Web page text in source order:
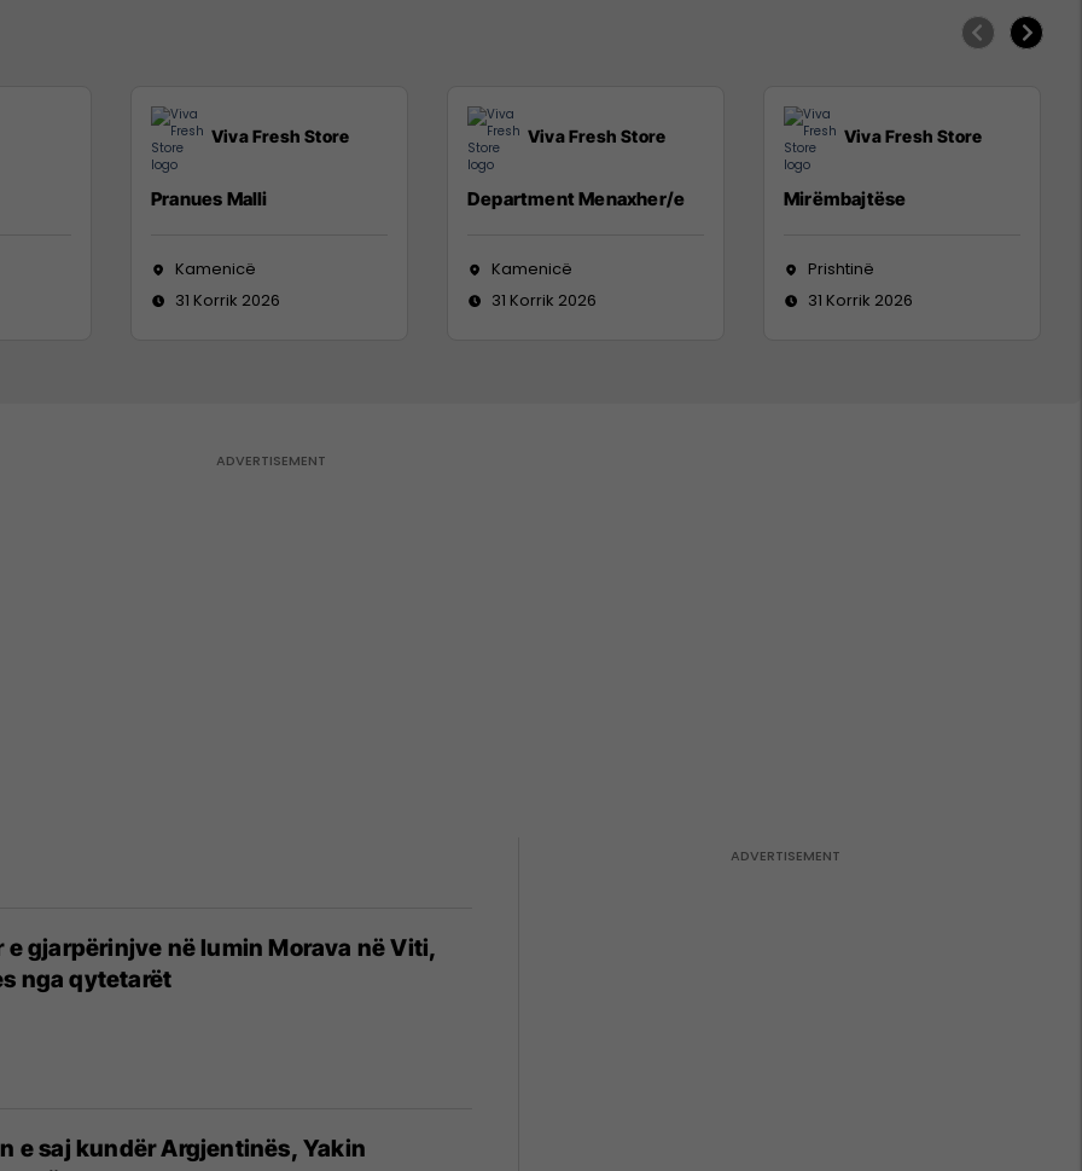
Viva Fresh Store
Pranues Malli
Kamenicë
31 Korrik 2026
Viva Fresh Store
Department Menaxher/e
Kamenicë
31 Korrik 2026
Viva Fresh Store
Mirëmbajtëse
Prishtinë
31 Korrik 2026
e gjarpërinjve në lumin Morava në Viti,
nga qytetarët
e saj kundër Argjentinës, Yakin